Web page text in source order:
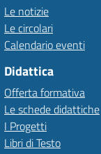
Le notizie
Le circolari
Calendario eventi
Didattica
Offerta formativa
Le schede didattiche
I Progetti
Libri di Testo